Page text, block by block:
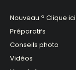
Nouveau ? Clique ici
Préparatifs
Conseils photo
Vidéos